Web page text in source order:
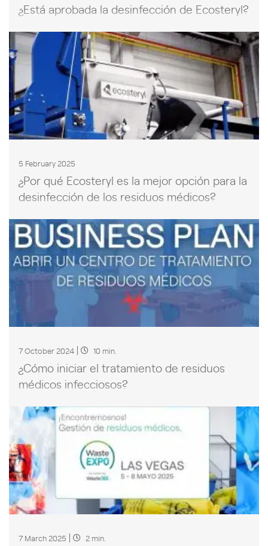
¿Está aprobada la desinfección de Ecosteryl?
5 February 2025
¿Por qué Ecosteryl es la mejor opción para la
desinfección de los residuos médicos?
7 October 2024 10 min.
¿Cómo iniciar el tratamiento de residuos
médicos infecciosos?
7 March 2025 2 min.